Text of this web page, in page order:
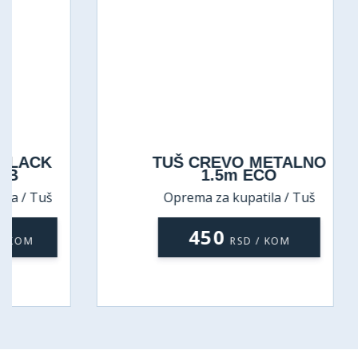
TUŠ CREVO METALNO
1.5m ECO
Oprema za kupatila / Tuš
creva
RSD / KOM